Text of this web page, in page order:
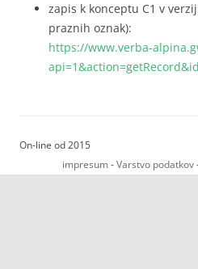
zapis k konceptu C1 v
praznih oznak):
https://www.verba-
On-line od 2015
impresum -Varstvo podatkov